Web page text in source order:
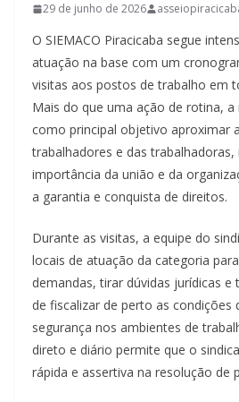
29 de junho de 2026
O SIEMACO Piracicaba segue
atuação na base com um
visitas aos postos de trabalho em
Mais do que uma ação de rotina, a
como principal objetivo aproximar
trabalhadores e das
importância da união e da
a garantia e conquista de direitos.
Durante as visitas, a equipe do
locais de atuação da categoria
demandas, tirar dúvidas jurídicas e
de fiscalizar de perto as condições
segurança nos ambientes de
direto e diário permite que o
rápida e assertiva na resolução de